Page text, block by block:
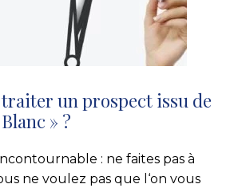
un prospect issu de
» ?
: ne faites pas à
ne voulez pas que l‘on vous